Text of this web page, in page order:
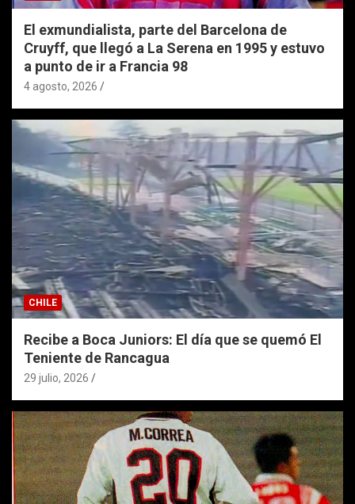
El exmundialista, parte del Barcelona de
Cruyff, que llegó a La Serena en 1995 y estuvo
a punto de ir a Francia 98
4 agosto, 2026
CHILE
Recibe a Boca Juniors: El día que se quemó El
Teniente de Rancagua
29 julio, 2026